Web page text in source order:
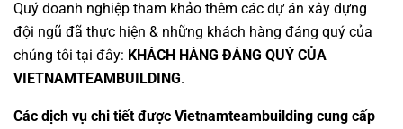
Quý doanh nghiệp tham khảo thêm các dự án xây dựng
đội ngũ đã thực hiện & những khách hàng đáng quý của
chúng tôi tại đây: KHÁCH HÀNG ĐÁNG QUÝ CỦA
VIETNAMTEAMBUILDING.
Các dịch vụ chi tiết được Vietnamteambuilding cung cấp